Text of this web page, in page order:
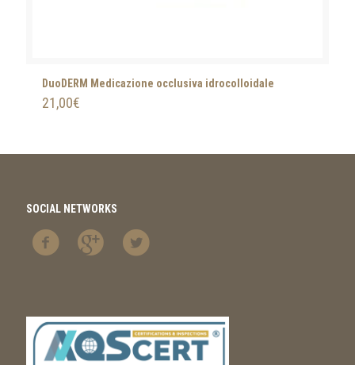
DuoDERM Medicazione occlusiva idrocolloidale
21,00€
SOCIAL NETWORKS